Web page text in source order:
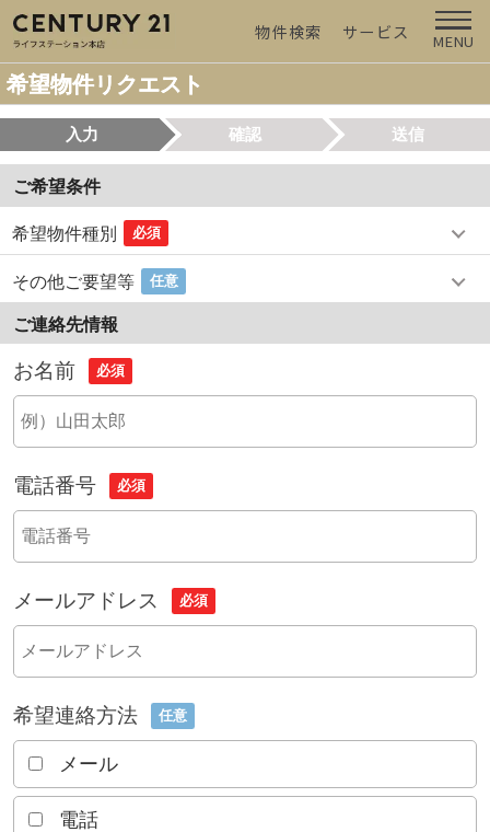
物件検索 サービス MENU
希望物件リクエスト
入力 確認 送信
ご希望条件
希望物件種別 必須
その他ご要望等 任意
ご連絡先情報
お名前 必須
電話番号 必須
メールアドレス 必須
希望連絡方法 任意
メール
電話